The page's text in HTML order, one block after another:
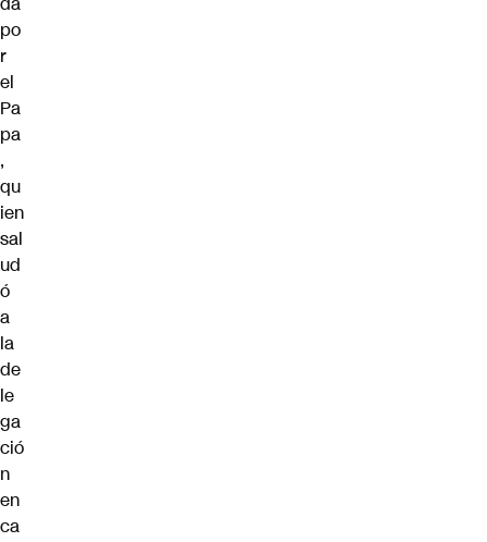
po
r
el
Pa
pa
,
qu
ien
sal
ud
ó
a
la
de
le
ga
ció
n
en
ca